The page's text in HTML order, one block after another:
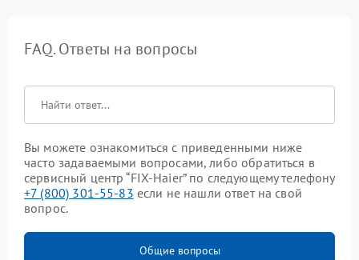
FAQ. Ответы на вопросы
Вы можете ознакомиться с приведенными ниже
часто задаваемыми вопросами, либо обратиться в
сервисный центр “FIX-Haier” по следующему телефону
+7 (800) 301-55-83 если не нашли ответ на свой
вопрос.
Общие вопросы